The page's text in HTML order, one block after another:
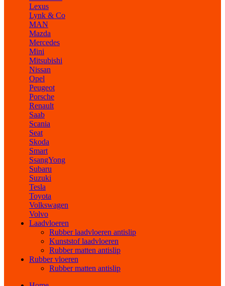
Lexus
Lynk & Co
MAN
Mazda
Mercedes
Mini
Mitsubishi
Nissan
Opel
Peugeot
Porsche
Renault
Saab
Scania
Seat
Skoda
Smart
SsangYong
Subaru
Suzuki
Tesla
Toyota
Volkswagen
Volvo
Laadvloeren
Rubber laadvloeren antislip
Kunststof laadvloeren
Rubber matten antislip
Rubber vloeren
Rubber matten antislip